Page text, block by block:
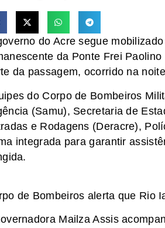
do Acre segue
da Ponte Frei
da passagem, ocorrido na
do Corpo de Bombeiros
(Samu), Secretaria de
e Rodagens (Deracre),
integrada para garantir
de Bombeiros alerta que Rio
Mailza Assis